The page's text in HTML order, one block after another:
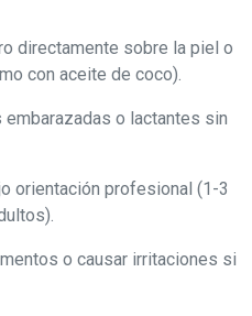
directamente sobre la piel o
con aceite de coco).
o lactantes sin
orientación profesional (1-3
o causar irritaciones si